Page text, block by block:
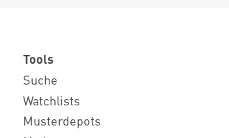
Tools
Suche
Watchlists
Musterdepots